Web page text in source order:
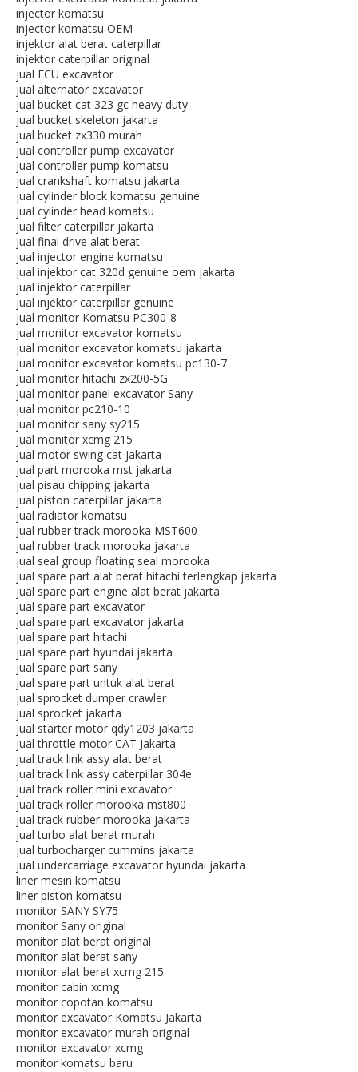
injector komatsu
injector komatsu OEM
injektor alat berat caterpillar
injektor caterpillar original
jual ECU excavator
jual alternator excavator
jual bucket cat 323 gc heavy duty
jual bucket skeleton jakarta
jual bucket zx330 murah
jual controller pump excavator
jual controller pump komatsu
jual crankshaft komatsu jakarta
jual cylinder block komatsu genuine
jual cylinder head komatsu
jual filter caterpillar jakarta
jual final drive alat berat
jual injector engine komatsu
jual injektor cat 320d genuine oem jakarta
jual injektor caterpillar
jual injektor caterpillar genuine
jual monitor Komatsu PC300-8
jual monitor excavator komatsu
jual monitor excavator komatsu jakarta
jual monitor excavator komatsu pc130-7
jual monitor hitachi zx200-5G
jual monitor panel excavator Sany
jual monitor pc210-10
jual monitor sany sy215
jual monitor xcmg 215
jual motor swing cat jakarta
jual part morooka mst jakarta
jual pisau chipping jakarta
jual piston caterpillar jakarta
jual radiator komatsu
jual rubber track morooka MST600
jual rubber track morooka jakarta
jual seal group floating seal morooka
jual spare part alat berat hitachi terlengkap jakarta
jual spare part engine alat berat jakarta
jual spare part excavator
jual spare part excavator jakarta
jual spare part hitachi
jual spare part hyundai jakarta
jual spare part sany
jual spare part untuk alat berat
jual sprocket dumper crawler
jual sprocket jakarta
jual starter motor qdy1203 jakarta
jual throttle motor CAT Jakarta
jual track link assy alat berat
jual track link assy caterpillar 304e
jual track roller mini excavator
jual track roller morooka mst800
jual track rubber morooka jakarta
jual turbo alat berat murah
jual turbocharger cummins jakarta
jual undercarriage excavator hyundai jakarta
liner mesin komatsu
liner piston komatsu
monitor SANY SY75
monitor Sany original
monitor alat berat original
monitor alat berat sany
monitor alat berat xcmg 215
monitor cabin xcmg
monitor copotan komatsu
monitor excavator Komatsu Jakarta
monitor excavator murah original
monitor excavator xcmg
monitor komatsu baru